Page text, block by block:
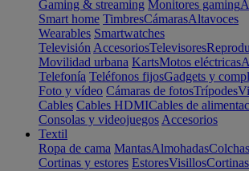
Gaming & streaming Monitores gaming
Smart home TimbresCámarasAltavoces
Wearables Smartwatches
Televisión AccesoriosTelevisores
Movilidad urbana KartsMotos eléctricas
Telefonía Teléfonos fijosGadgets y
Foto y vídeo Cámaras de fotosTrípodes
Cables Cables HDMICables de
Consolas y videojuegos Accesorios
Textil
Ropa de cama MantasAlmohadasColchas
Cortinas y estores EstoresVisillosCortinas